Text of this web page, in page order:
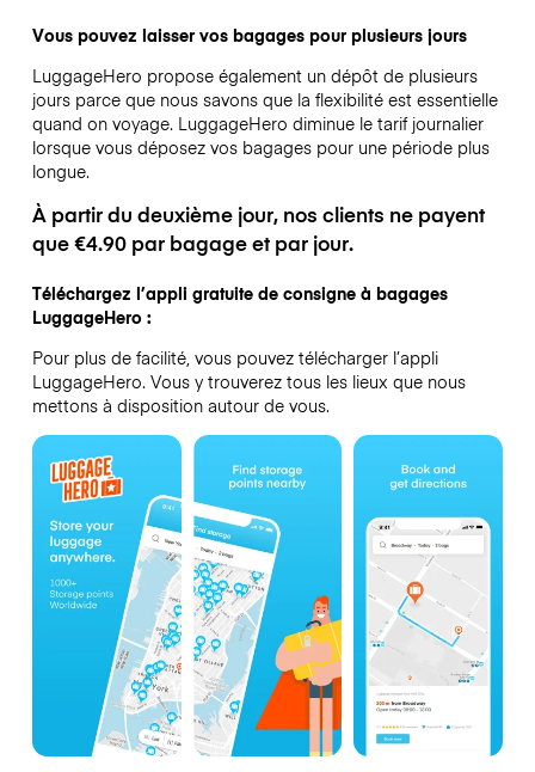
Vous pouvez laisser vos bagages pour plusieurs jours
LuggageHero propose également un dépôt de plusieurs
jours parce que nous savons que la flexibilité est essentielle
quand on voyage. LuggageHero diminue le tarif journalier
lorsque vous déposez vos bagages pour une période plus
longue.
À partir du deuxième jour, nos clients ne payent
que €4.90 par bagage et par jour.
Téléchargez l’appli gratuite de consigne à bagages
LuggageHero :
Pour plus de facilité, vous pouvez télécharger l’appli
LuggageHero. Vous y trouverez tous les lieux que nous
mettons à disposition autour de vous.